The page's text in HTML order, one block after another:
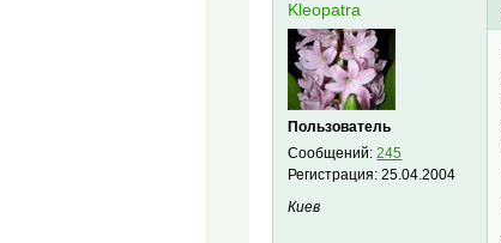
Kleopatra
Пользователь
Сообщений:245
Регистрация:25.04.2004
Киев